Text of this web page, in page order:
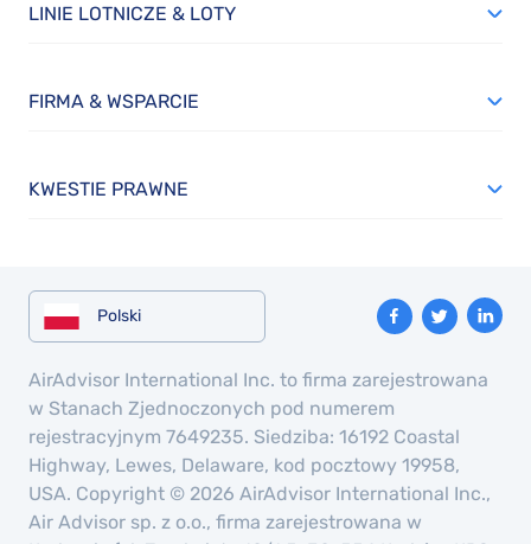
LINIE LOTNICZE & LOTY
FIRMA & WSPARCIE
KWESTIE PRAWNE
Polski
AirAdvisor International Inc. to firma zarejestrowana
w Stanach Zjednoczonych pod numerem
rejestracyjnym 7649235. Siedziba: 16192 Coastal
Highway, Lewes, Delaware, kod pocztowy 19958,
USA. Copyright © 2026 AirAdvisor International Inc.,
Air Advisor sp. z o.o., firma zarejestrowana w